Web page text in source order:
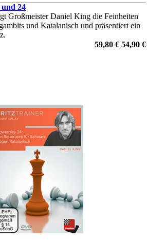
24
Großmeister Daniel King die Feinheiten
und Katalanisch und präsentiert ein
59,80 € 54,90 €